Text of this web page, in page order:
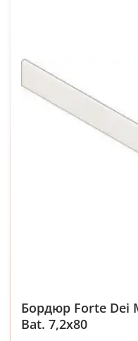
Бордюр Forte Dei
Bat. 7,2x80